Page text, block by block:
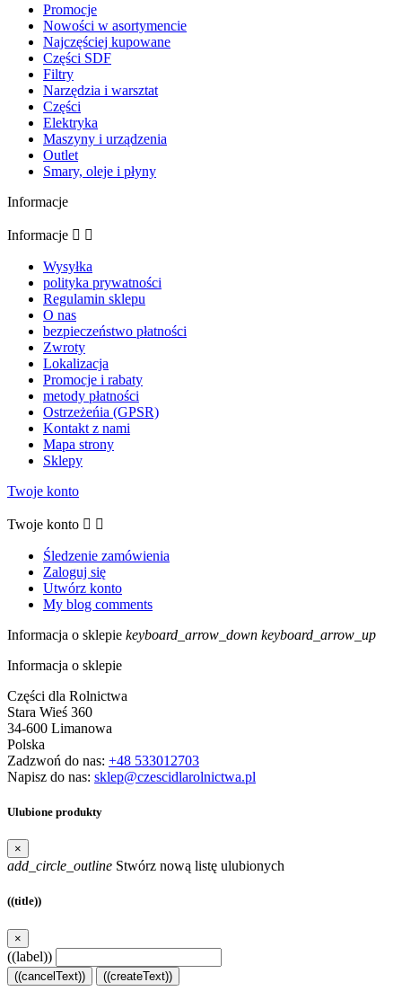
Promocje
Nowości w asortymencie
Najczęściej kupowane
Części SDF
Filtry
Narzędzia i warsztat
Części
Elektryka
Maszyny i urządzenia
Outlet
Smary, oleje i płyny
Informacje
Informacje  
Wysyłka
polityka prywatności
Regulamin sklepu
O nas
bezpieczeństwo płatności
Zwroty
Lokalizacja
Promocje i rabaty
metody płatności
Ostrzeżeńia (GPSR)
Kontakt z nami
Mapa strony
Sklepy
Twoje konto
Twoje konto  
Śledzenie zamówienia
Zaloguj się
Utwórz konto
My blog comments
Informacja o sklepie keyboard_arrow_down keyboard_arrow_up
Informacja o sklepie
Części dla Rolnictwa
Stara Wieś 360
34-600 Limanowa
Polska
Zadzwoń do nas: +48 533012703
Napisz do nas: sklep@czescidlarolnictwa.pl
Ulubione produkty
×
add_circle_outline Stwórz nową listę ulubionych
((title))
×
((label))
((cancelText)) ((createText))